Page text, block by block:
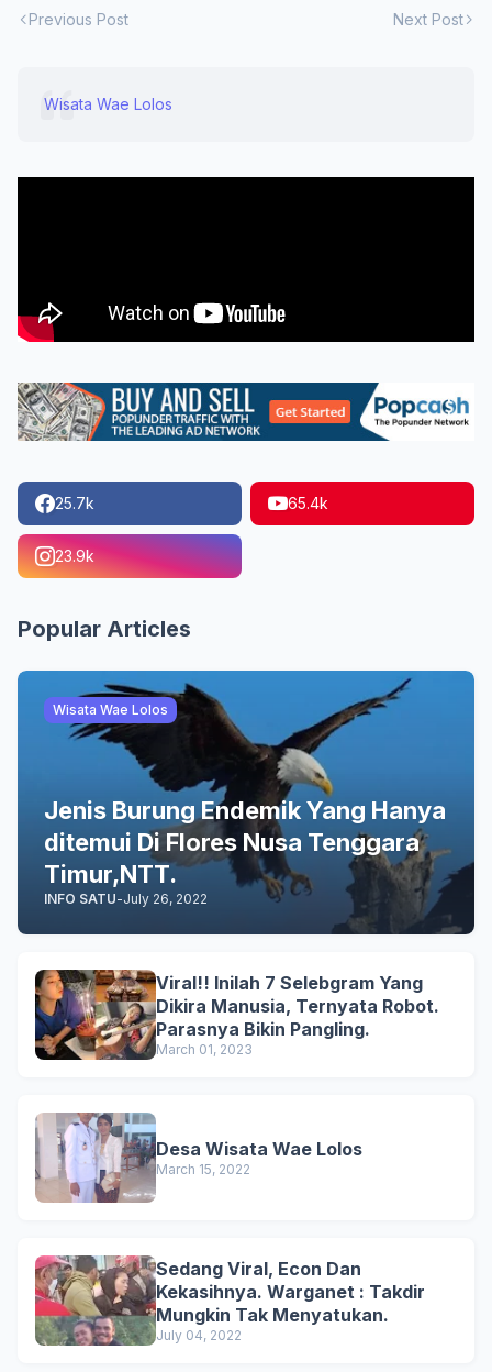
Previous Post Next Post
Wisata Wae Lolos
25.7k 65.4k
23.9k
Popular Articles
Wisata Wae Lolos
Jenis Burung Endemik Yang Hanya
ditemui Di Flores Nusa Tenggara
Timur,NTT.
INFO SATU-July 26, 2022
Viral!! Inilah 7 Selebgram Yang
Dikira Manusia, Ternyata Robot.
Parasnya Bikin Pangling.
March 01, 2023
Desa Wisata Wae Lolos
March 15, 2022
Sedang Viral, Econ Dan
Kekasihnya. Warganet : Takdir
Mungkin Tak Menyatukan.
July 04, 2022